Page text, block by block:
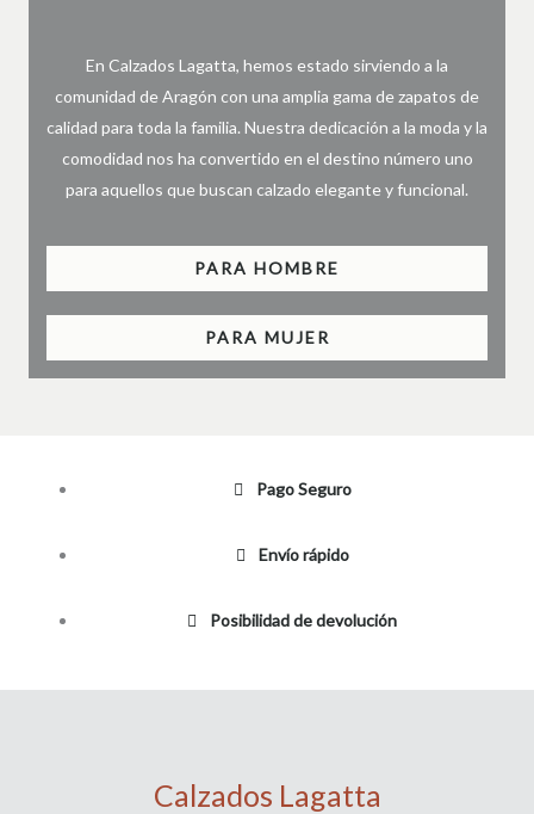
En Calzados Lagatta, hemos estado sirviendo a la
comunidad de Aragón con una amplia gama de zapatos de
calidad para toda la familia. Nuestra dedicación a la moda y la
comodidad nos ha convertido en el destino número uno
para aquellos que buscan calzado elegante y funcional.
PARA HOMBRE
PARA MUJER
Pago Seguro
Envío rápido
Posibilidad de devolución
Calzados Lagatta